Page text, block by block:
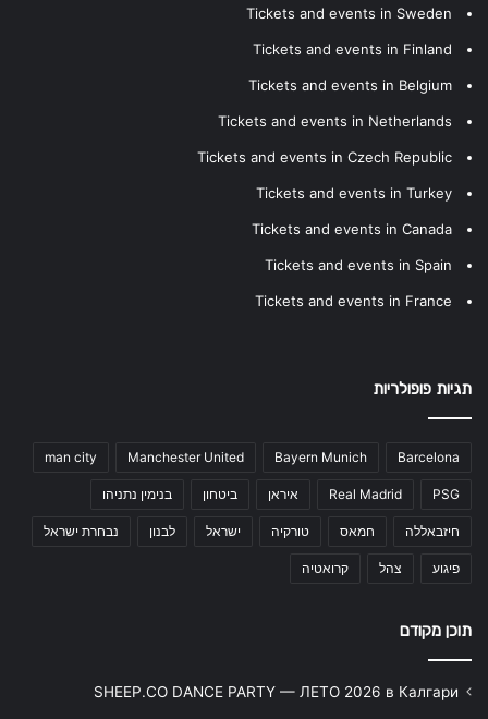
Tickets and events in Sweden
Tickets and events in Finland
Tickets and events in Belgium
Tickets and events in Netherlands
Tickets and events in Czech Republic
Tickets and events in Turkey
Tickets and events in Canada
Tickets and events in Spain
Tickets and events in France
תגיות פופולריות
Barcelona
Bayern Munich
Manchester United
man city
PSG
Real Madrid איראן ביטחון בנימין נתניהו
חיזבאללה חמאס טורקיה ישראל לבנון נבחרת ישראל
פיגוע צהל קרואטיה
תוכן מקודם
SHEEP.CO DANCE PARTY — ЛЕТО 2026 в Калгари